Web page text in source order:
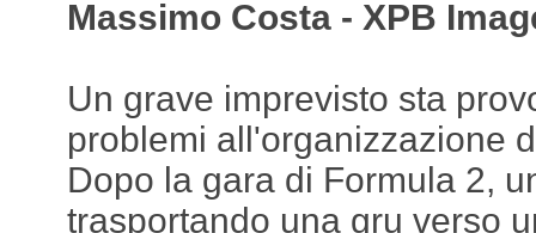
Massimo Costa - XPB
Un grave imprevisto sta
problemi all'organizzazione
Dopo la gara di Formula 2,
trasportando una gru verso